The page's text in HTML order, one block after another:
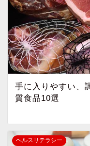
手に入りやすい、
質食品10選
ヘルスリテラシー